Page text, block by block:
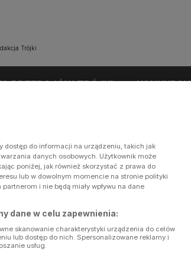
Trójki
PRZEBOJÓW TRÓJKI KONKURSY
dostęp do informacji na urządzeniu, takich jak
danych osobowych. Użytkownik może
poniżej, jak również skorzystać z prawa do
lub w dowolnym momencie na stronie polityki
i nie będą miały wpływu na dane
dane w celu zapewnienia:
skanowanie charakterystyki urządzenia do celów
lub dostęp do nich. Spersonalizowane reklamy i
usług.